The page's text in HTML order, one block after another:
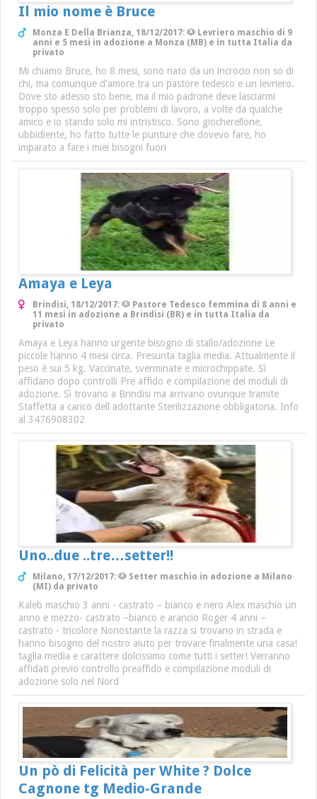
Il mio nome è Bruce
Monza E Della Brianza, 18/12/2017: 🐶 Levriero maschio di 9
anni e 5 mesi in adozione a Monza (MB) e in tutta Italia da
privato
Mi chiamo Bruce, ho 8 mesi, sono nato da un incrocio non so di
chi, ma comunque d'amore tra un pastore tedesco e un levriero.
Dove sto adesso sto bene, ma il mio padrone deve lasciarmi
troppo spesso solo per problemi di lavoro, a volte da qualche
amico e io stando solo mi intristisco. Sono giocherellone,
ubbidiente, ho fatto tutte le punture che dovevo fare, ho
imparato a fare i miei bisogni fuori
Amaya e Leya
Brindisi, 18/12/2017: 🐶 Pastore Tedesco femmina di 8 anni e
11 mesi in adozione a Brindisi (BR) e in tutta Italia da
privato
Amaya e Leya hanno urgente bisogno di stallo/adozione Le
piccole hanno 4 mesi circa. Presunta taglia media. Attualmente il
peso è sui 5 kg. Vaccinate, sverminate e microchippate. Sì
affidano dopo controlli Pre affido e compilazione dei moduli di
adozione. Sì trovano a Brindisi ma arrivano ovunque tramite
Staffetta a carico dell adottante Sterilizzazione obbligatoria. Info
al 3476908302
Uno..due ..tre…setter!!
Milano, 17/12/2017: 🐶 Setter maschio in adozione a Milano
(MI) da privato
Kaleb maschio 3 anni - castrato – bianco e nero Alex maschio un
anno e mezzo- castrato –bianco e arancio Roger 4 anni –
castrato - tricolore Nonostante la razza si trovano in strada e
hanno bisogno del nostro aiuto per trovare finalmente una casa!
taglia media e carattere dolcissimo come tutti i setter! Verranno
affidati previo controllo preaffido e compilazione moduli di
adozione solo nel Nord
Un pò di Felicità per White ? Dolce
Cagnone tg Medio-Grande